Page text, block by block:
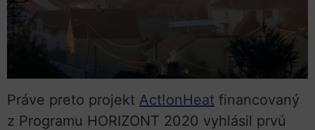
Práve preto projekt Act!onHeat financovaný
z Programu HORIZONT 2020 vyhlásil prvú